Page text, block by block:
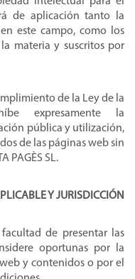
de aplicación tanto la
este campo, como los
materia y suscritos por
de la Ley de la
expresamente la
pública y utilización,
de las páginas web sin
PAGÈS SL.
Y JURISDICCIÓN
facultad de presentar las
oportunas por la
y contenidos o por el